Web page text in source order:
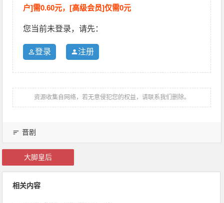
户]需0.60元，[高级会员]仅需0元
您当前未登录，请先：
登录 注册
资源收集自网络，若无意侵犯您的权益，请联系我们删除。
晋剧
大脚皇后
相关内容